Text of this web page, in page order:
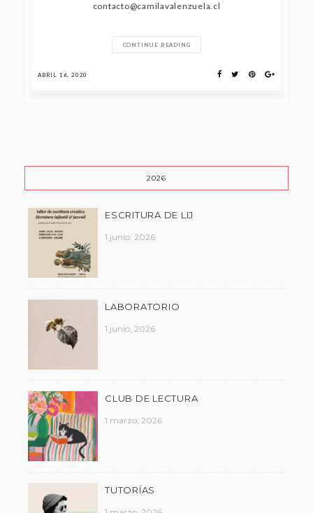
contacto@camilavalenzuela.cl
CONTINUE READING
ABRIL 16, 2020
2026
ESCRITURA DE LIJ
1 junio, 2026
LABORATORIO
1 junio, 2026
CLUB DE LECTURA
1 marzo, 2026
TUTORÍAS